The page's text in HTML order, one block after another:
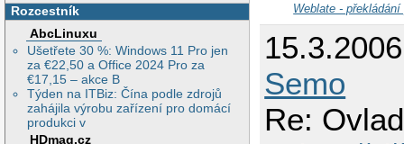
Rozcestník
AbcLinuxu
Ušetřete 30 %: Windows 11 Pro jen
za €22,50 a Office 2024 Pro za
€17,15 – akce B
Týden na ITBiz: Čína podle zdrojů
zahájila výrobu zařízení pro domácí
produkci v
HDmag.cz
Weblate - překládání
Semo
Re: